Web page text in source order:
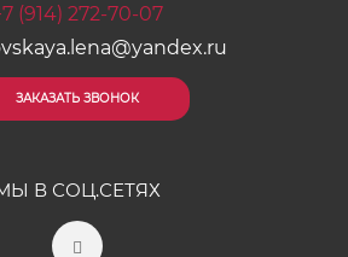
(914) 272-70-07
ЗАКАЗАТЬ ЗВОНОК
В СОЦ.СЕТЯХ